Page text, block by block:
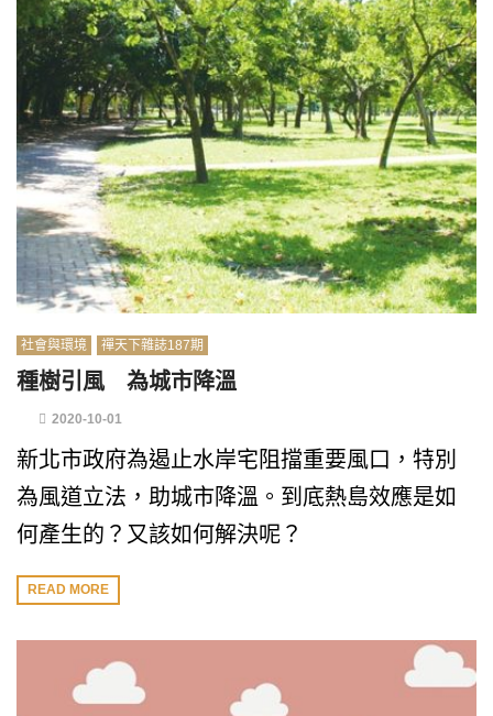
社會與環境 禪天下雜誌187期
種樹引風 為城市降溫
2020-10-01
新北市政府為遏止水岸宅阻擋重要風口，特別
為風道立法，助城市降溫。到底熱島效應是如
何產生的？又該如何解決呢？
READ MORE